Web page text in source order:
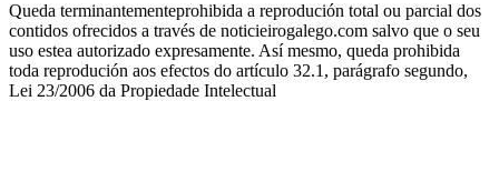
Queda terminantementeprohibida a reprodución total ou parcial dos
contidos ofrecidos a través de noticieirogalego.com salvo que o seu
uso estea autorizado expresamente. Así mesmo, queda prohibida
toda reprodución aos efectos do artículo 32.1, parágrafo segundo,
Lei 23/2006 da Propiedade Intelectual